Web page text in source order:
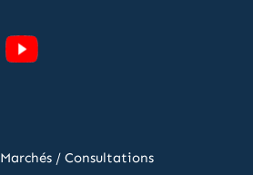
Marchés / Consultations